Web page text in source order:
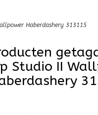
Haberdashery 313115
Studio II